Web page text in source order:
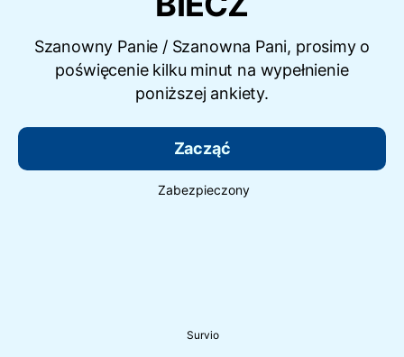
Szanowny Panie / Szanowna Pani, prosimy o
poświęcenie kilku minut na wypełnienie
poniższej ankiety.
Zacząć
Zabezpieczony
Survio